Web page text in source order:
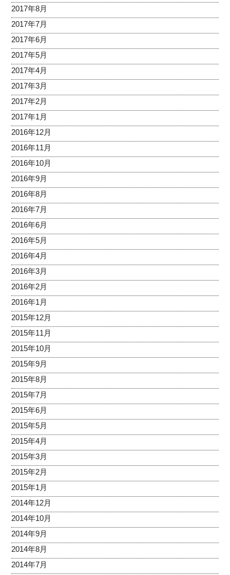
2017年8月
2017年7月
2017年6月
2017年5月
2017年4月
2017年3月
2017年2月
2017年1月
2016年12月
2016年11月
2016年10月
2016年9月
2016年8月
2016年7月
2016年6月
2016年5月
2016年4月
2016年3月
2016年2月
2016年1月
2015年12月
2015年11月
2015年10月
2015年9月
2015年8月
2015年7月
2015年6月
2015年5月
2015年4月
2015年3月
2015年2月
2015年1月
2014年12月
2014年10月
2014年9月
2014年8月
2014年7月